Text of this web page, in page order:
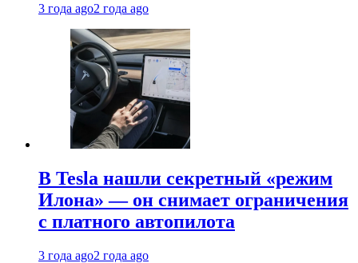
3 года ago2 года ago
В Tesla нашли секретный «режим
Илона» — он снимает ограничения
с платного автопилота
3 года ago2 года ago